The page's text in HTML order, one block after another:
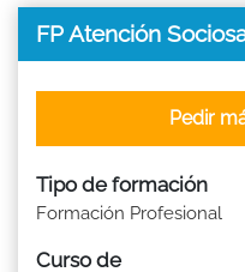
FP Atención
Tipo de formación
Formación Profesional
Curso de
Pedir